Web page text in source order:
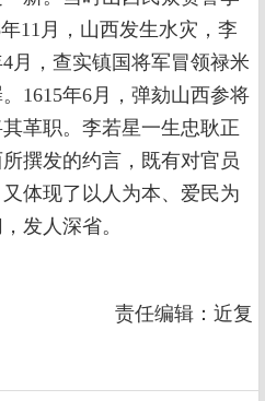
11月，山西发生水灾，李
月，查实镇国将军冒领禄米
1615年6月，弹劾山西参将
革职。李若星一生忠耿正
撰发的约言，既有对官员
体现了以人为本、爱民为
发人深省。
责任编辑：近复